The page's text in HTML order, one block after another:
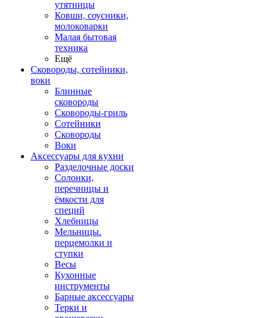
утятницы
Ковши, соусники,
молоковарки
Малая бытовая
техника
Ещё
Сковороды, сотейники,
воки
Блинные
сковороды
Сковороды-гриль
Сотейники
Сковороды
Воки
Аксессуары для кухни
Разделочные доски
Солонки,
перечницы и
ёмкости для
специй
Хлебницы
Мельницы.
перцемолки и
ступки
Весы
Кухонные
инструменты
Барные аксессуары
Терки и